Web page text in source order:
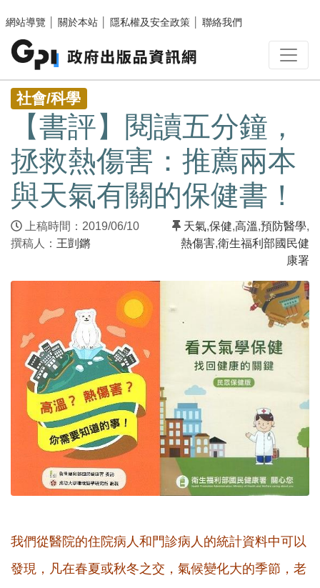
網站導覽
關於本站 隱私權及安全政策 聯絡我們
:::
社會/科學
【書評】閱讀五分鐘，
拯救熱傷害：推薦兩本
與天氣有關的保健書！
上稿時間：2019/06/10
撰稿人： 王剴鏘
天氣,保健,高溫,預防醫學,
熱傷害,衛生福利部國民健
康署
我們從醫院的住院病人和門診病人的統計資料中可以
發現，凡在春夏或秋冬之交，氣候變化大的季節，老